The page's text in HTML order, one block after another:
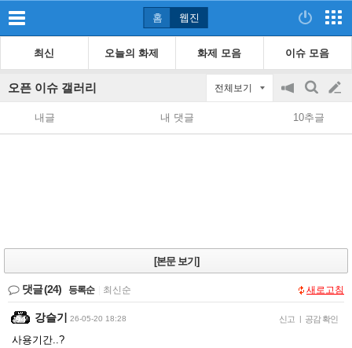
홈 웹진
최신 오늘의 화제 화제 모음 이슈 모음
오픈 이슈 갤러리 전체보기
공
지
on/off
검
색
글
쓰
내글 내 댓글 10추글
[본문 보기]
댓글(24) 등록순 최신순 새로고침
강슬기 26-05-20 18:28 신고 | 공감 확인
사용기간..?